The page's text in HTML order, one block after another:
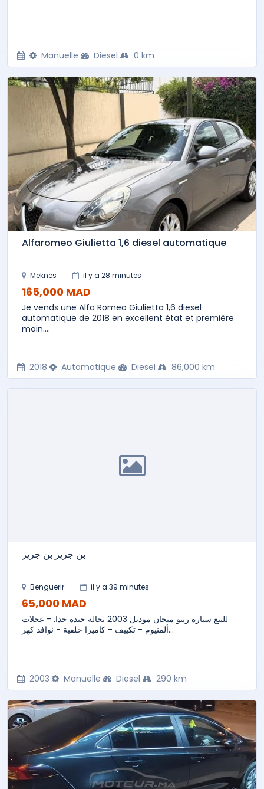
Manuelle Diesel 0 km
Alfaromeo Giulietta 1,6 diesel automatique
Meknes il y a 28 minutes
165,000 MAD
Je vends une Alfa Romeo Giulietta 1,6 diesel
automatique de 2018 en excellent état et première
main....
2018 Automatique Diesel 86,000 km
بن جرير بن جرير
Benguerir il y a 39 minutes
65,000 MAD
للبيع سيارة رينو ميجان موديل 2003 بحالة جيدة جدا. - عجلات
ألمنيوم - تكييف - كاميرا خلفية - نوافذ كهر...
2003 Manuelle Diesel 290 km